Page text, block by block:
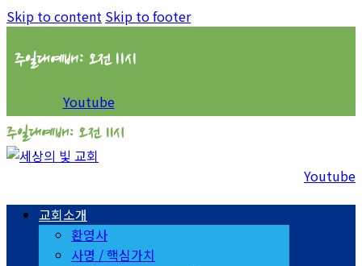
Skip to content Skip to footer
주일대예배: 오전 11시
Youtube
주일대예배: 오전 11시
Youtube
교회소개
환영사
사명 / 핵심가치